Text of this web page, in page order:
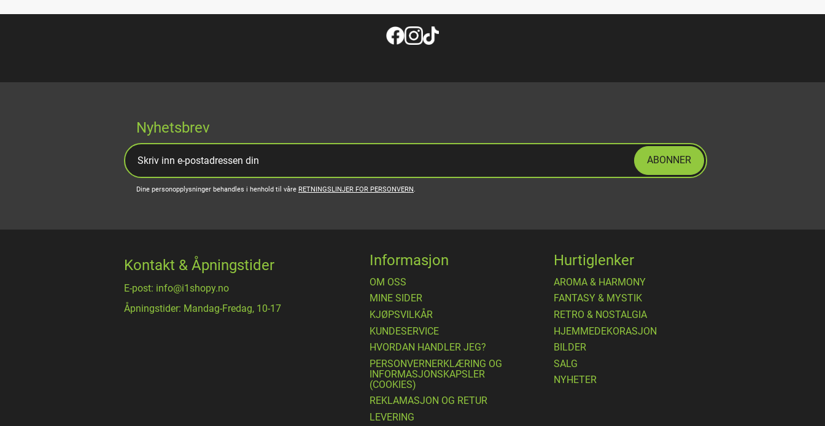
Nyhetsbrev
ABONNER
Dine personopplysninger behandles i henhold til våre RETNINGSLINJER FOR PERSONVERN.
Kontakt & Åpningstider
E-post: info@i1shopy.no
Åpningstider: Mandag-Fredag, 10-17
Informasjon
OM OSS
MINE SIDER
​KJØPSVILKÅR
KUNDESERVICE
HVORDAN HANDLER JEG?
PERSONVERNERKLÆRING OG
INFORMASJONSKAPSLER
(COOKIES)
REKLAMASJON OG RETUR
LEVERING
Hurtiglenker
AROMA & HARMONY
FANTASY & MYSTIK
RETRO & NOSTALGIA
HJEMMEDEKORASJON
BILDER
SALG
NYHETER